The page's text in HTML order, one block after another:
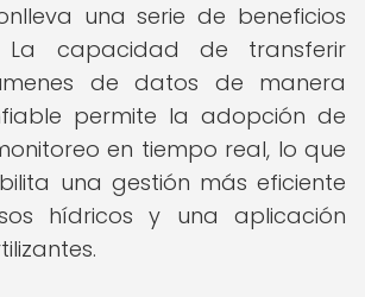
una serie de beneficios
La capacidad de transferir
de datos de manera
permite la adopción de
en tiempo real, lo que
una gestión más eficiente
hídricos y una aplicación